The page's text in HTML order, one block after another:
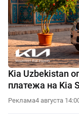
Kia Uzbekistan
платежа на Kia
Реклама4 августа